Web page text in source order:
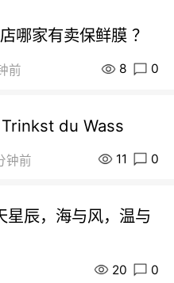
哪家有卖保鲜膜 ？
前 8 0
du Wass
钟前 11 0
星辰，海与风，温与
20 0